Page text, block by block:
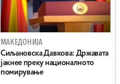
МАКЕДОНИЈА
Сиљановска Давкова: Државата
јакнее преку националното
помирување